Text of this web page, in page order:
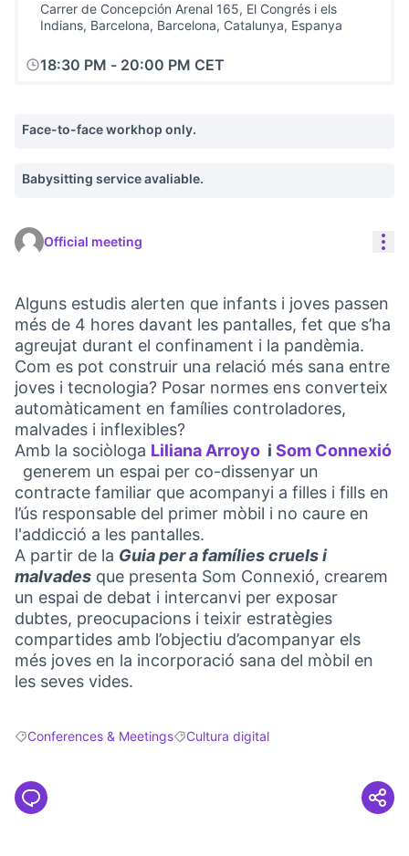
Carrer de Concepción Arenal 165, El Congrés i els
Indians, Barcelona, Barcelona, Catalunya, Espanya
18:30 PM - 20:00 PM CET
Face-to-face workhop only.
Babysitting service avaliable.
Official meeting
Alguns estudis alerten que infants i joves passen
més de 4 hores davant les pantalles, fet que s’ha
agreujat durant el confinament i la pandèmia.
Com es pot construir una relació més sana entre
joves i tecnologia? Posar normes ens converteix
automàticament en famílies controladores,
malvades i inflexibles?
Amb la sociòloga Liliana Arroyo
(External link)
i Som Connexió
(External link)
generem un espai per co-dissenyar un
contracte familiar que acompanyi a filles i fills en
l’ús responsable del primer mòbil i no caure en
l'addicció a les pantalles.
A partir de la Guia per a famílies cruels i
malvades que presenta Som Connexió, crearem
un espai de debat i intercanvi per exposar
dubtes, preocupacions i teixir estratègies
compartides amb l’objectiu d’acompanyar els
més joves en la incorporació sana del mòbil en
les seves vides.
Filter results for: Conferences & Meetings
Conferences & MeetingsFilter results for: Cultura digital
Cultura digital